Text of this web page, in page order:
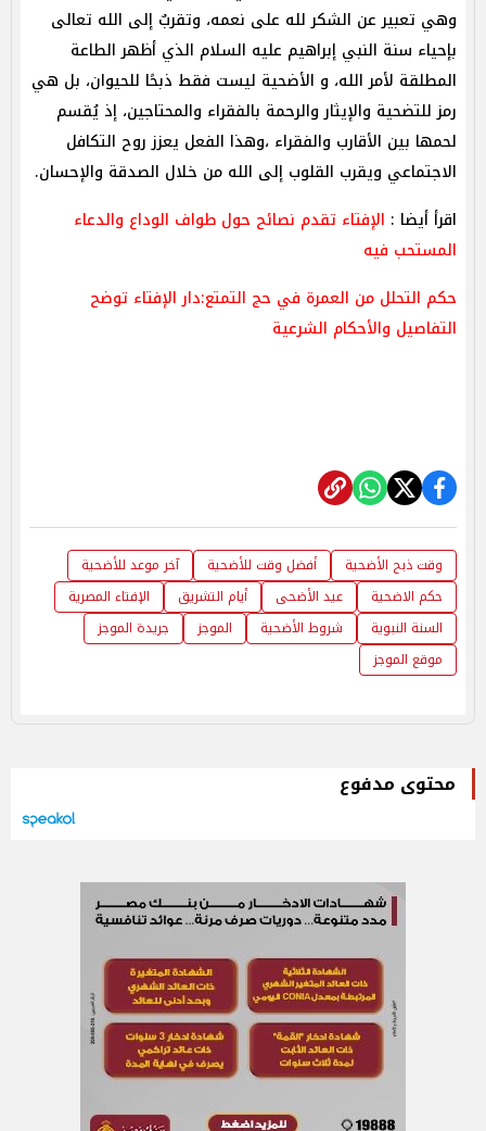
وهي تعبير عن الشكر لله على نعمه، وتقربٌ إلى الله تعالى
بإحياء سنة النبي إبراهيم عليه السلام الذي أظهر الطاعة
المطلقة لأمر الله، و الأضحية ليست فقط ذبحًا للحيوان، بل هي
رمز للتضحية والإيثار والرحمة بالفقراء والمحتاجين، إذ يُقسم
لحمها بين الأقارب والفقراء ،وهذا الفعل يعزز روح التكافل
الاجتماعي ويقرب القلوب إلى الله من خلال الصدقة والإحسان.
اقرأ أيضا : الإفتاء تقدم نصائح حول طواف الوداع والدعاء
المستحب فيه
حكم التحلل من العمرة في حج التمتع:دار الإفتاء توضح
التفاصيل والأحكام الشرعية
وقت ذبح الأضحية أفضل وقت للأضحية
آخر موعد للأضحية
حكم الاضحية
عيد الأضحى أيام التشريق
الإفتاء المصرية
السنة النبوية
شروط الأضحية الموجز
جريدة الموجز
موقع الموجز
محتوى مدفوع